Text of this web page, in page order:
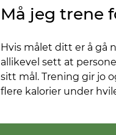
Må jeg trene
Hvis målet ditt er å gå
allikevel sett at
sitt mål. Trening gir jo
flere kalorier under